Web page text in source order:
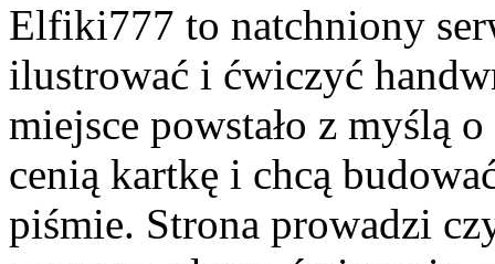
Elfiki777 to natchniony
ilustrować i ćwiczyć
miejsce powstało z myślą
cenią kartkę i chcą
piśmie. Strona prowadzi